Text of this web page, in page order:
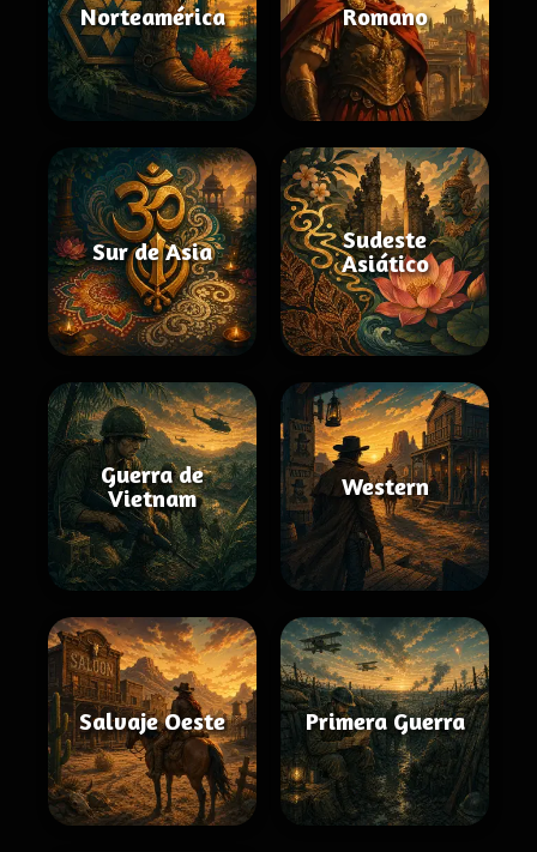
Norteamérica Romano
Sur de Asia
Sudeste
Asiático
Guerra de
Vietnam
Western
Salvaje Oeste Primera Guerra